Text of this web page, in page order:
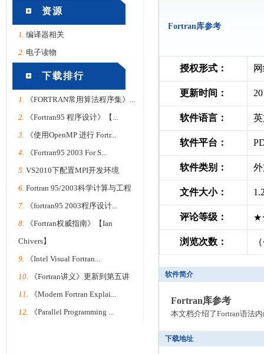
资源
1. 编译器相关
2. 电子读物
下载排行
1.
《FORTRAN常用算法程序集》...
2.
《Fortran95 程序设计》【...
3.
《使用OpenMP 进行 Fortr...
4.
《Fortran95 2003 For S...
5. VS2010下配置MPI开发环境
6. Fortran 95/2003科学计算与工程
7.
《fortran95 2003程序设计...
8.
《Fortran权威指南》【Ian
Chivers】
9.
《Intel Visual Fortran...
10.
《Fortran讲义》更新到第五讲
11.
《Modern Fortran Explai...
12.
《Parallel Programming ...
Fortran库参考
授权形式：
更新时间：
软件语言：
软件平台：
软件类别：
文件大小：
评论等级：
浏览次数：
软件简介
Fortran库参考
本文档介绍了Fortran语法
下载地址